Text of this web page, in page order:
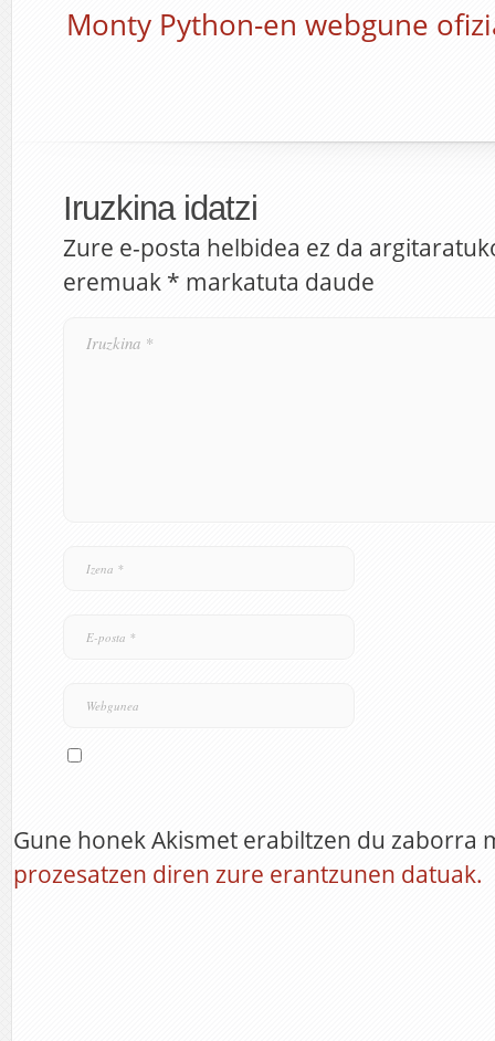
Monty Python-en webgune
Iruzkina idatzi
Zure e-posta helbidea ez da
eremuak * markatuta daude
Gune honek Akismet erabiltzen du zaborra
prozesatzen diren zure erantzunen datuak.